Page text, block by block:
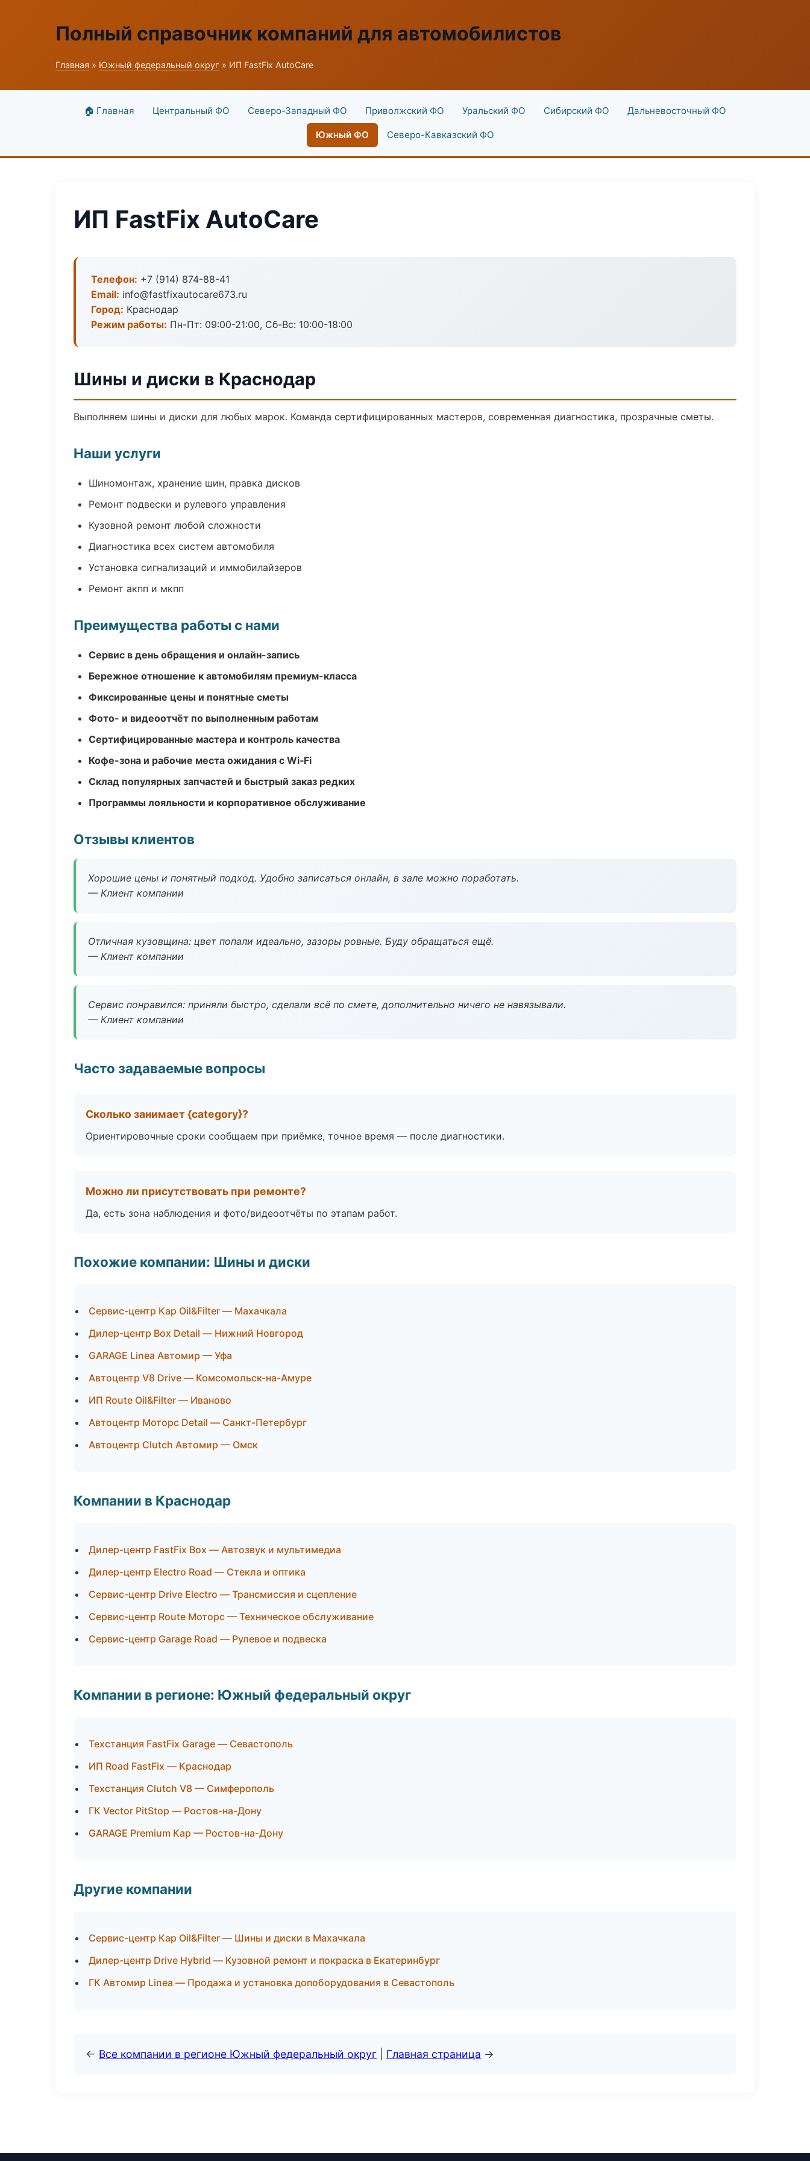
Полный справочник компаний для автомобилистов
Главная » Южный федеральный округ » ИП FastFix AutoCare
🏠 Главная Центральный ФО Северо-Западный ФО Приволжский ФО Уральский ФО Сибирский ФО Дальневосточный ФО
Южный ФО Северо-Кавказский ФО
ИП FastFix AutoCare
Телефон: +7 (914) 874-88-41
Email: info@fastfixautocare673.ru
Город: Краснодар
Режим работы: Пн-Пт: 09:00-21:00, Сб-Вс: 10:00-18:00
Шины и диски в Краснодар
Выполняем шины и диски для любых марок. Команда сертифицированных мастеров, современная диагностика, прозрачные сметы.
Наши услуги
Шиномонтаж, хранение шин, правка дисков
Ремонт подвески и рулевого управления
Кузовной ремонт любой сложности
Диагностика всех систем автомобиля
Установка сигнализаций и иммобилайзеров
Ремонт акпп и мкпп
Преимущества работы с нами
Сервис в день обращения и онлайн-запись
Бережное отношение к автомобилям премиум-класса
Фиксированные цены и понятные сметы
Фото- и видеоотчёт по выполненным работам
Сертифицированные мастера и контроль качества
Кофе-зона и рабочие места ожидания с Wi‑Fi
Склад популярных запчастей и быстрый заказ редких
Программы лояльности и корпоративное обслуживание
Отзывы клиентов
Хорошие цены и понятный подход. Удобно записаться онлайн, в зале можно поработать.
— Клиент компании
Отличная кузовщина: цвет попали идеально, зазоры ровные. Буду обращаться ещё.
— Клиент компании
Сервис понравился: приняли быстро, сделали всё по смете, дополнительно ничего не навязывали.
— Клиент компании
Часто задаваемые вопросы
Сколько занимает {category}?
Ориентировочные сроки сообщаем при приёмке, точное время — после диагностики.
Можно ли присутствовать при ремонте?
Да, есть зона наблюдения и фото/видеоотчёты по этапам работ.
Похожие компании: Шины и диски
Сервис-центр Кар Oil&Filter — Махачкала
Дилер-центр Box Detail — Нижний Новгород
GARAGE Linea Автомир — Уфа
Автоцентр V8 Drive — Комсомольск-на-Амуре
ИП Route Oil&Filter — Иваново
Автоцентр Моторс Detail — Санкт-Петербург
Автоцентр Clutch Автомир — Омск
Компании в Краснодар
Дилер-центр FastFix Box — Автозвук и мультимедиа
Дилер-центр Electro Road — Стекла и оптика
Сервис-центр Drive Electro — Трансмиссия и сцепление
Сервис-центр Route Моторс — Техническое обслуживание
Сервис-центр Garage Road — Рулевое и подвеска
Компании в регионе: Южный федеральный округ
Техстанция FastFix Garage — Севастополь
ИП Road FastFix — Краснодар
Техстанция Clutch V8 — Симферополь
ГК Vector PitStop — Ростов-на-Дону
GARAGE Premium Кар — Ростов-на-Дону
Другие компании
Сервис-центр Кар Oil&Filter — Шины и диски в Махачкала
Дилер-центр Drive Hybrid — Кузовной ремонт и покраска в Екатеринбург
ГК Автомир Linea — Продажа и установка допоборудования в Севастополь
← Все компании в регионе Южный федеральный округ Главная страница →